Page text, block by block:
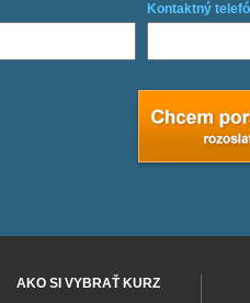
Kontaktný
AKO SI VYBRAŤ KURZ